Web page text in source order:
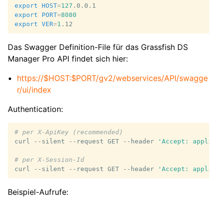
export HOST=127
export
PORT=8080
export VER=1
Das Swagger Definition-File für das Grassfish DS
Manager Pro API findet sich hier:
https://$HOST:$PORT/gv2/webservices/API/swagge
r/ui/index
Authentication:
# per X-ApiKey (recommended)
curl
--silent --request GET --header 'Accept:
# per X-Session-Id
curl
--silent --request GET --header 'Accept:
Beispiel-Aufrufe: